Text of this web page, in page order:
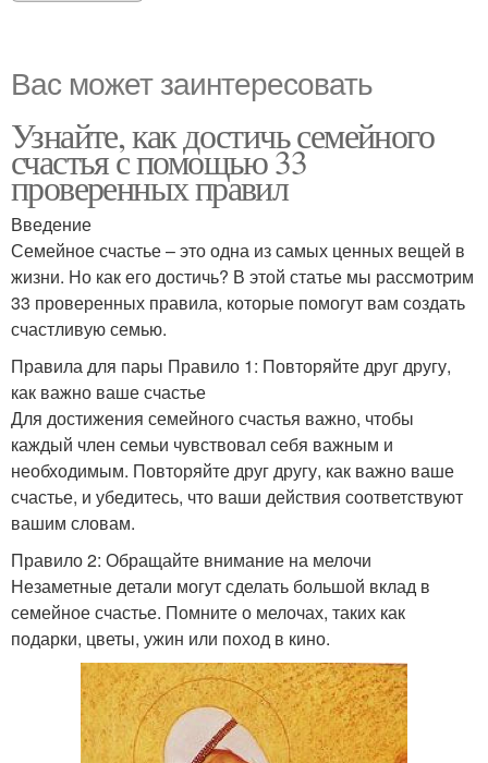
Вас может заинтересовать
Узнайте, как достичь семейного
счастья с помощью 33
проверенных правил
Введение
Семейное счастье – это одна из самых ценных вещей в
жизни. Но как его достичь? В этой статье мы рассмотрим
33 проверенных правила, которые помогут вам создать
счастливую семью.
Правила для пары Правило 1: Повторяйте друг другу,
как важно ваше счастье
Для достижения семейного счастья важно, чтобы
каждый член семьи чувствовал себя важным и
необходимым. Повторяйте друг другу, как важно ваше
счастье, и убедитесь, что ваши действия соответствуют
вашим словам.
Правило 2: Обращайте внимание на мелочи
Незаметные детали могут сделать большой вклад в
семейное счастье. Помните о мелочах, таких как
подарки, цветы, ужин или поход в кино.